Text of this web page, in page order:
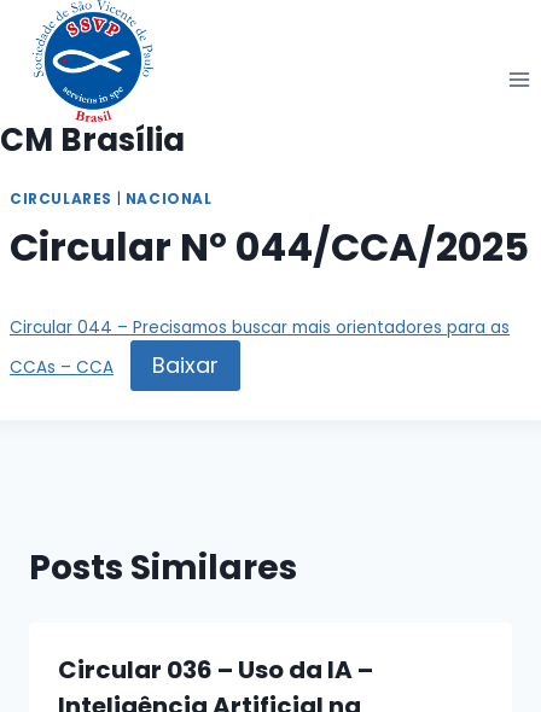
Pular
para
Conteúdo
CM Brasília
CIRCULARES NACIONAL
Circular Nº 044/CCA/2025
Circular 044 – Precisamos buscar mais orientadores para as
CCAs – CCA
Baixar
Posts Similares
Circular 036 – Uso da IA –